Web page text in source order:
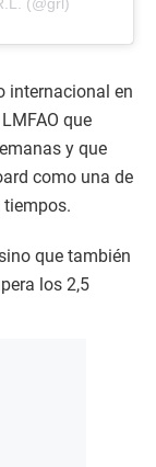
internacional en
que
y que
como una de
que también
los 2,5